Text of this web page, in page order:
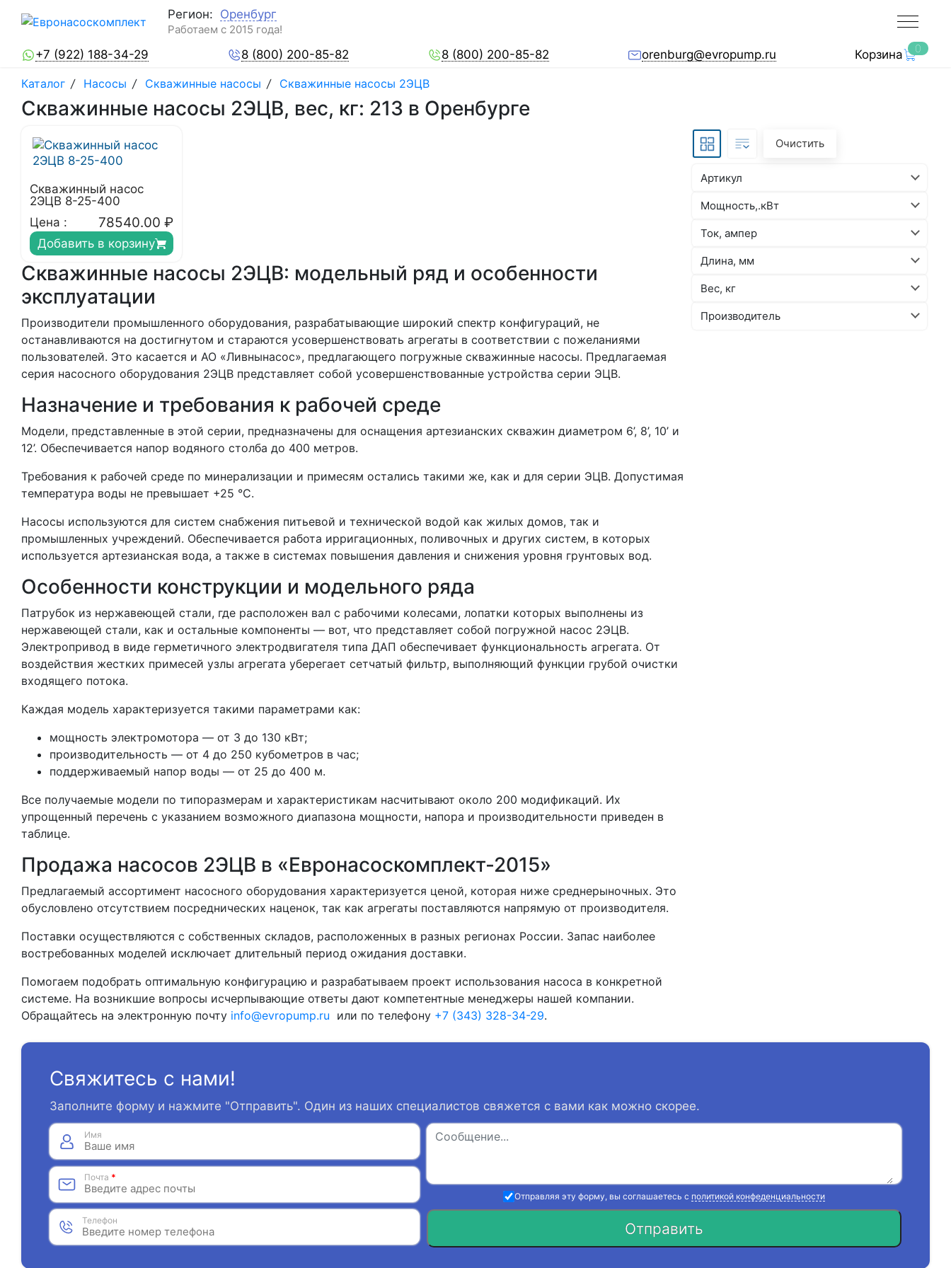
Регион: Оренбург
Работаем с 2015 года!
+7 (922) 188-34-29 8 (800) 200-85-82 8 (800) 200-85-82 orenburg@evropump.ru Корзина 0
Каталог / Насосы / Скважинные насосы / Скважинные насосы 2ЭЦВ
Скважинные насосы 2ЭЦВ, вес, кг: 213 в Оренбурге
Скважинный насос
2ЭЦВ 8-25-400
Цена :
78540.00 ₽
Добавить в корзину
Скважинные насосы 2ЭЦВ: модельный ряд и особенности
эксплуатации
Производители промышленного оборудования, разрабатывающие широкий спектр конфигураций, не
останавливаются на достигнутом и стараются усовершенствовать агрегаты в соответствии с пожеланиями
пользователей. Это касается и АО «Ливнынасос», предлагающего погружные скважинные насосы. Предлагаемая
серия насосного оборудования 2ЭЦВ представляет собой усовершенствованные устройства серии ЭЦВ.
Назначение и требования к рабочей среде
Модели, представленные в этой серии, предназначены для оснащения артезианских скважин диаметром 6’, 8’, 10’ и
12’. Обеспечивается напор водяного столба до 400 метров.
Требования к рабочей среде по минерализации и примесям остались такими же, как и для серии ЭЦВ. Допустимая
температура воды не превышает +25 °C.
Насосы используются для систем снабжения питьевой и технической водой как жилых домов, так и
промышленных учреждений. Обеспечивается работа ирригационных, поливочных и других систем, в которых
используется артезианская вода, а также в системах повышения давления и снижения уровня грунтовых вод.
Особенности конструкции и модельного ряда
Патрубок из нержавеющей стали, где расположен вал с рабочими колесами, лопатки которых выполнены из
нержавеющей стали, как и остальные компоненты — вот, что представляет собой погружной насос 2ЭЦВ.
Электропривод в виде герметичного электродвигателя типа ДАП обеспечивает функциональность агрегата. От
воздействия жестких примесей узлы агрегата уберегает сетчатый фильтр, выполняющий функции грубой очистки
входящего потока.
Каждая модель характеризуется такими параметрами как:
мощность электромотора — от 3 до 130 кВт;
производительность — от 4 до 250 кубометров в час;
поддерживаемый напор воды — от 25 до 400 м.
Все получаемые модели по типоразмерам и характеристикам насчитывают около 200 модификаций. Их
упрощенный перечень с указанием возможного диапазона мощности, напора и производительности приведен в
таблице.
Продажа насосов 2ЭЦВ в «Евронасоскомплект-2015»
Предлагаемый ассортимент насосного оборудования характеризуется ценой, которая ниже среднерыночных. Это
обусловлено отсутствием посреднических наценок, так как агрегаты поставляются напрямую от производителя.
Поставки осуществляются с собственных складов, расположенных в разных регионах России. Запас наиболее
востребованных моделей исключает длительный период ожидания доставки.
Помогаем подобрать оптимальную конфигурацию и разрабатываем проект использования насоса в конкретной
системе. На возникшие вопросы исчерпывающие ответы дают компетентные менеджеры нашей компании.
Обращайтесь на электронную почту info@evropump.ru или по телефону +7 (343) 328-34-29.
Очистить
Артикул
Мощность,.кВт
Ток, ампер
Длина, мм
Вес, кг
Производитель
Свяжитесь с нами!
Заполните форму и нажмите "Отправить". Один из наших специалистов свяжется с вами как можно скорее.
Имя
Почта *
Телефон
Отправляя эту форму, вы соглашаетесь с политикой конфеденциальности
Отправить